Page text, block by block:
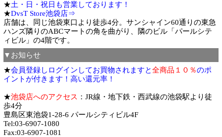
★土・日・祝日も営業しております！
★DvsT Store池袋店⇒
店舗は、同じ池袋東口より徒歩4分。サンシャイン60通りの東急
ハンズ隣りのABCマートの角を曲がり、隣のビル「パールシテ
ィビル」の4階です。
▼お知らせ
★会員登録しログインしてお買物されますと全商品１０％のポ
イントが付きます！高い還元率！
★池袋店へのアクセス ：JR線・地下鉄・西武線の池袋駅より徒
歩4分
豊島区東池袋1-28-6 パールシティビル4F
Tel:03-6907-1080
Fax:03-6907-1081